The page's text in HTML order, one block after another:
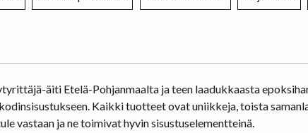
äiti Etelä-Pohjanmaalta ja teen laadukkaasta
Kaikki tuotteet ovat uniikkeja, toista
vastaan ja ne toimivat hyvin sisustuselementteinä.